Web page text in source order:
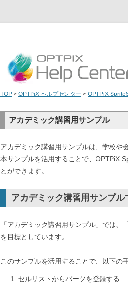
TOP > OPTPiX ヘルプセンター > OPTPiX
アカデミック講習用サンプル
アカデミック講習用サンプルは、学校や
本サンプルを活用することで、OPTPiX
とができます。
アカデミック講習用サンプル
「アカデミック講習用サンプル」では
を目標としています。
このサンプルを活用することで、以下の
セルリストからパーツを登録する